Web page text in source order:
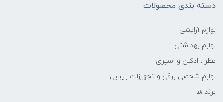
دسته بندی محصولات
لوازم آرایشی
لوازم بهداشتی
عطر ، ادکلن و اسپری
لوازم شخصی برقی و تجهیزات زیبایی
برند ها